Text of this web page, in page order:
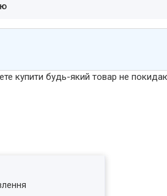
купити будь-який товар не